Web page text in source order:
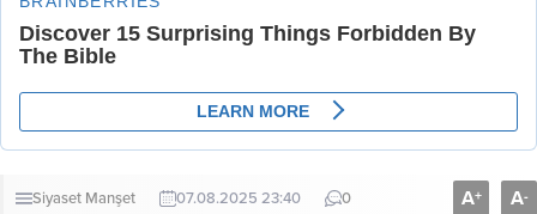
Siyaset Manşet 07.08.2025 23:40 0 A+ A-